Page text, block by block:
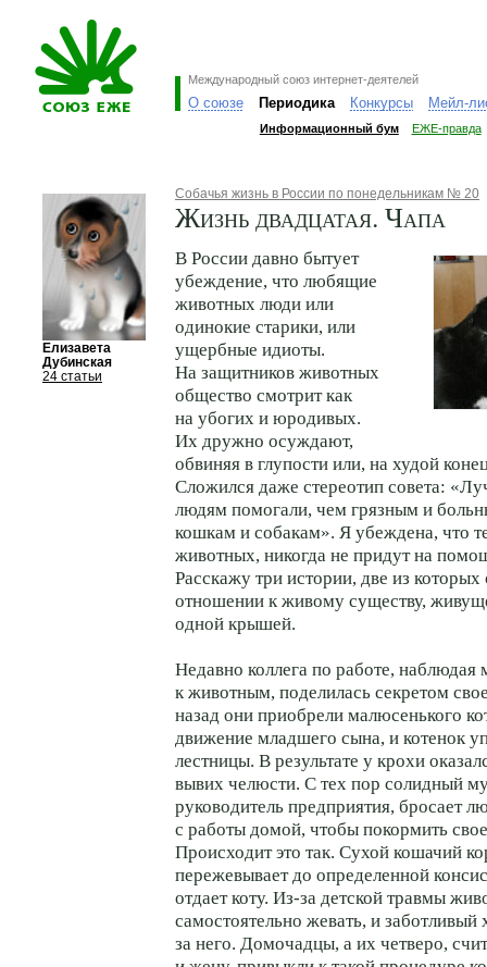
Международный союз интернет-деятелей
О союзе Периодика Конкурсы Мейл-
Информационный бум ЕЖЕ-правда
Елизавета
Дубинская
24 статьи
Собачья жизнь в России по понедельникам № 20
Жизнь двадцатая. Чапа
В России давно бытует
убеждение, что любящие
животных люди или
одинокие старики, или
ущербные идиоты.
На защитников животных
общество смотрит как
на убогих и юродивых.
Их дружно осуждают,
обвиняя в глупости или, на худой
Сложился даже стереотип совета:
людям помогали, чем грязным и
кошкам и собакам». Я убеждена, что
животных, никогда не придут на
Расскажу три истории, две из
отношении к живому существу,
одной крышей.
Недавно коллега по работе,
к животным, поделилась секретом
назад они приобрели малюсенького
движение младшего сына, и котенок
лестницы. В результате у крохи
вывих челюсти. С тех пор солидный
руководитель предприятия, бросает
с работы домой, чтобы покормить
Происходит это так. Сухой кошачий
пережевывает до определенной
отдает коту. Из-за детской травмы
самостоятельно жевать, и заботливый
за него. Домочадцы, а их четверо,